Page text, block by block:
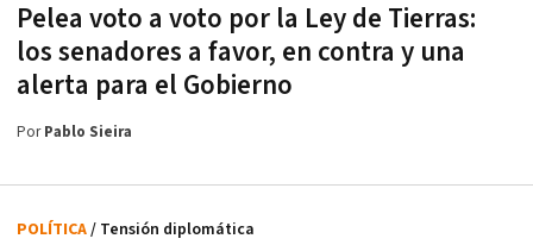
Pelea voto a voto por la Ley de Tierras:
los senadores a favor, en contra y una
alerta para el Gobierno
PorPablo Sieira
POLÍTICA/ Tensión diplomática